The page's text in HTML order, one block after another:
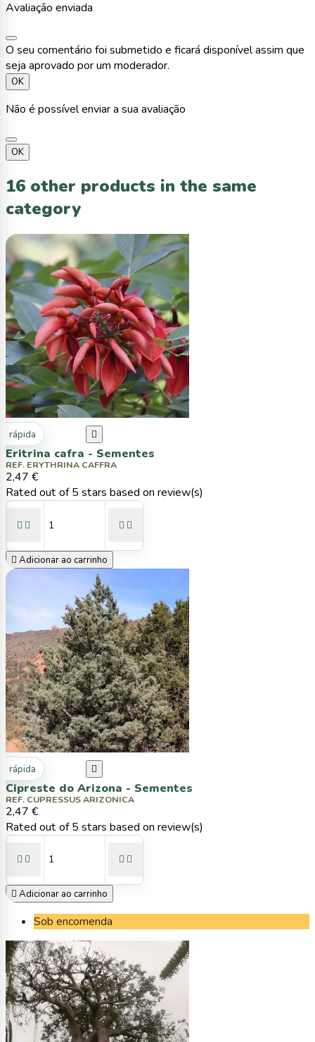
Avaliação enviada
O seu comentário foi submetido e ficará disponível assim que
seja aprovado por um moderador.
OK
Não é possível enviar a sua avaliação
OK
16 other products in the same
category
rápida 
Eritrina cafra - Sementes
REF. ERYTHRINA CAFFRA
2,47 €
Rated out of 5 stars based on review(s)
   
 Adicionar ao carrinho
rápida 
Cipreste do Arizona - Sementes
REF. CUPRESSUS ARIZONICA
2,47 €
Rated out of 5 stars based on review(s)
   
 Adicionar ao carrinho
Sob encomenda